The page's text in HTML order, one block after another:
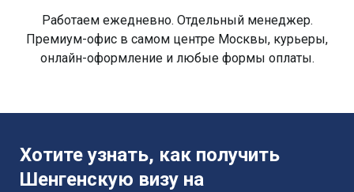
Работаем ежедневно. Отдельный менеджер.
Премиум-офис в самом центре Москвы, курьеры,
онлайн-оформление и любые формы оплаты.
Хотите узнать, как получить
Шенгенскую визу на